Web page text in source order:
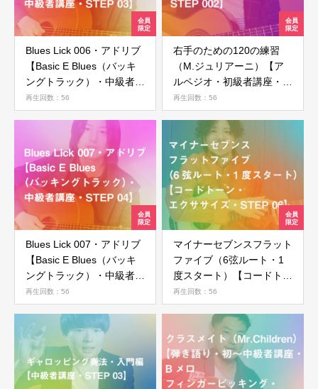
Blues Lick 006・アドリブ
【Basic E Blues（バッキ
ングトラック）・中級者講
座・STEP 03】
再生回数：56
右手のための120の練習
（M.ジュリアーニ）【ア
ルペジオ・初級者講座・
STEP 002】
再生回数：56
Blues Lick 007・アドリブ
【Basic E Blues（バッキ
ングトラック）・中級者講
座・STEP 04】
再生回数：56
マイナーセブンスフラット
ファイブ（6弦ルート・1
度スタート）【コードトー
ン・エクササイズ・STEP
06】
再生回数：56